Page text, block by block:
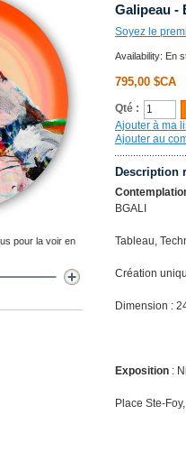
Galipeau -
Soyez le
Availability: En
795,00 $CA
Qté :
Ajouter à ma
Ajouter au
Description
BGALI
Tableau,
Création
Dimension :
Exposition :
Place Ste-
pour la voir en